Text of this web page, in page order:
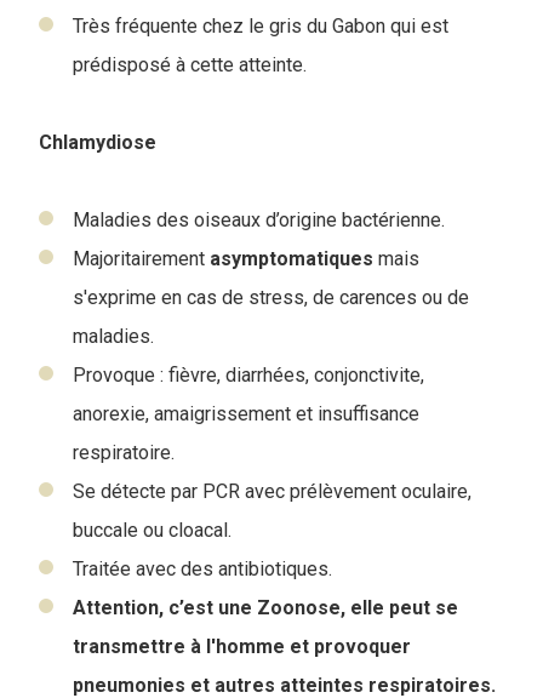
Très fréquente chez le gris du Gabon qui est
prédisposé à cette atteinte.
Chlamydiose
Maladies des oiseaux d’origine bactérienne.
Majoritairement asymptomatiques mais
s'exprime en cas de stress, de carences ou de
maladies.
Provoque : fièvre, diarrhées, conjonctivite,
anorexie, amaigrissement et insuffisance
respiratoire.
Se détecte par PCR avec prélèvement oculaire,
buccale ou cloacal.
Traitée avec des antibiotiques.
Attention, c’est une Zoonose, elle peut se
transmettre à l'homme et provoquer
pneumonies et autres atteintes respiratoires.